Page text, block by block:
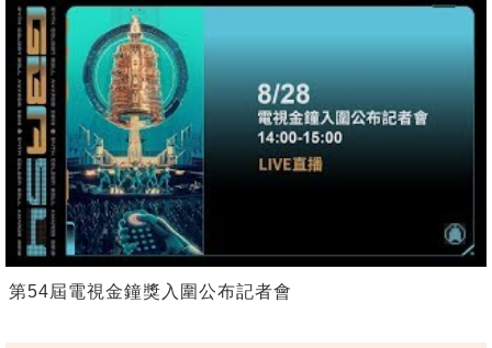
第54屆電視金鐘獎入圍公布記者會